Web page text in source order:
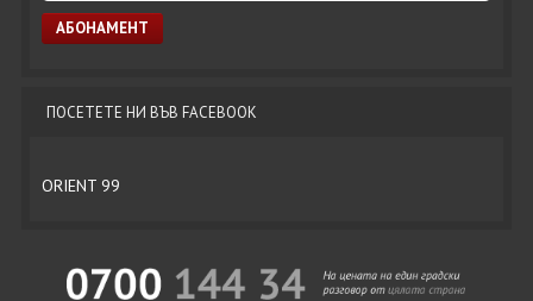
ПОСЕТЕТЕ НИ ВЪВ FACEBOOK
ORIENT 99